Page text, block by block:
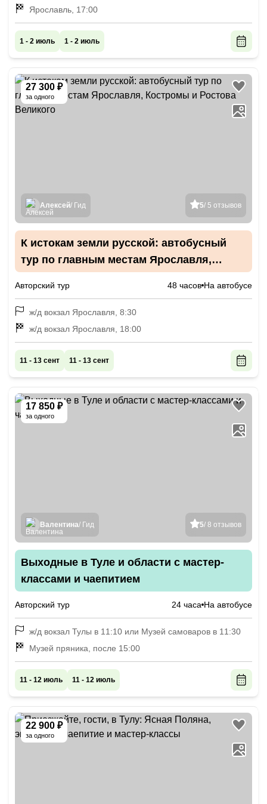
Ярославль, 17:00
1 - 2 июль 1 - 2 июль
27 300 ₽
за одного
5/ 5 отзывов
Алексей/ Гид
К истокам земли русской: автобусный
тур по главным местам Ярославля,
Авторский тур 48 часов На автобусе
ж/д вокзал Ярославля, 8:30
ж/д вокзал Ярославля, 18:00
11 - 13 сент 11 - 13 сент
17 850 ₽
за одного
5/ 8 отзывов
Валентина/ Гид
Выходные в Туле и области с мастер-
классами и чаепитием
Авторский тур 24 часа На автобусе
ж/д вокзал Тулы в 11:10 или Музей самоваров в 11:30
Музей пряника, после 15:00
11 - 12 июль 11 - 12 июль
22 900 ₽
за одного